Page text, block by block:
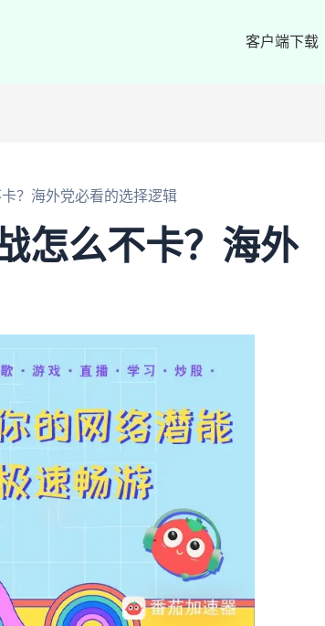
客户端下载
？海外党必看的选择逻辑
怎么不卡？海外